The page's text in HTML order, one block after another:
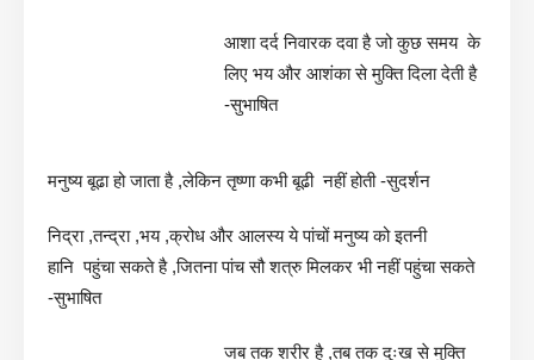
आशा दर्द निवारक दवा है जो कुछ समय के
लिए भय और आशंका से मुक्ति दिला देती है
-सुभाषित
मनुष्य बूढा हो जाता है ,लेकिन तृष्णा कभी बूढी नहीं होती -सुदर्शन
निद्रा ,तन्द्रा ,भय ,क्रोध और आलस्य ये पांचों मनुष्य को इतनी
हानि पहुंचा सकते है ,जितना पांच सौ शत्रु मिलकर भी नहीं पहुंचा सकते
-सुभाषित
जब तक शरीर है ,तब तक दुःख से मुक्ति